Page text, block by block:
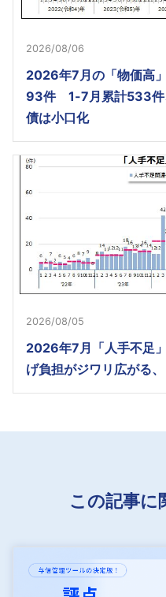
2026/08/06
2026年7月の「物価高
93件 1-7月累計533件
債は小口化
2026/08/05
2026年7月「人手不足
げ負担がジワリ広がる
この記事に